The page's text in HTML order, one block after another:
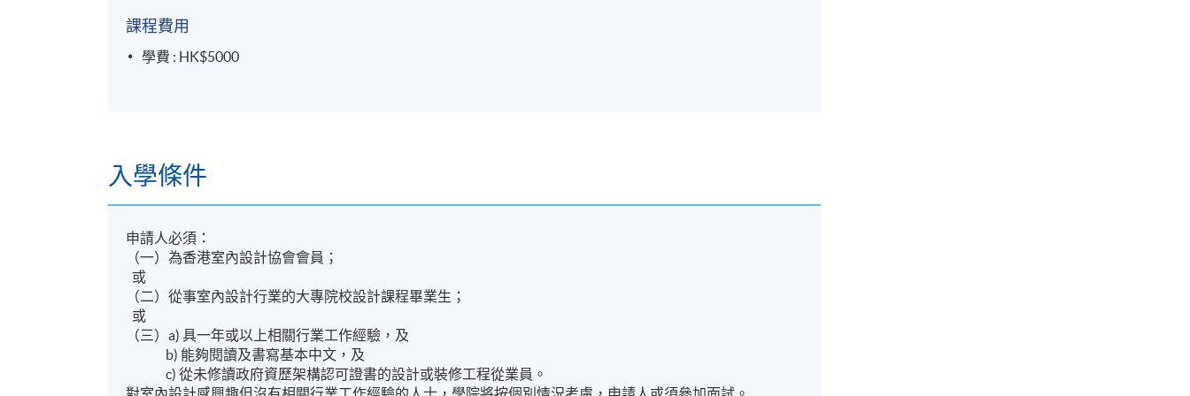
課程費用
學費 : HK$5000
入學條件
申請人必須：
（一）為香港室內設計協會會員；
或
（二）從事室內設計行業的大專院校設計課程畢業生；
或
（三）a) 具一年或以上相關行業工作經驗，及
b) 能夠閱讀及書寫基本中文，及
c) 從未修讀政府資歷架構認可證書的設計或裝修工程從業員。